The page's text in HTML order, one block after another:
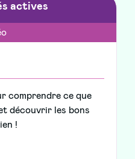
actives
comprendre ce que
découvrir les bons
!